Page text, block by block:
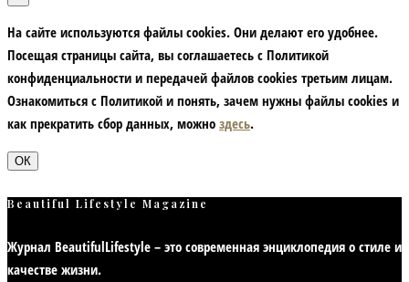
На сайте используются файлы cookies. Они делают его удобнее.
Посещая страницы сайта, вы соглашаетесь с Политикой
конфиденциальности и передачей файлов cookies третьим лицам.
Ознакомиться с Политикой и понять, зачем нужны файлы сookies и
как прекратить сбор данных, можно здесь.
ОК
Beautiful Lifestyle Magazine
Журнал BeautifulLifestyle – это современная энциклопедия о стиле и
качестве жизни.